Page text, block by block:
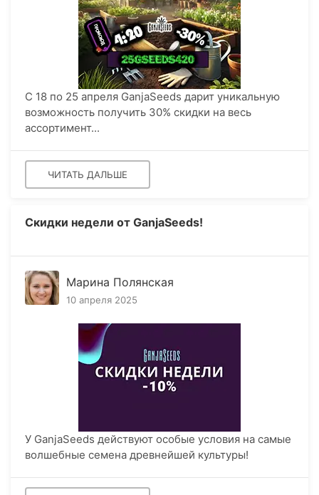
С 18 по 25 апреля GanjaSeeds дарит уникальную
возможность получить 30% скидки на весь
ассортимент...
ЧИТАТЬ ДАЛЬШЕ
Скидки недели от GanjaSeeds!
Марина Полянская
10 апреля 2025
У GanjaSeeds действуют особые условия на самые
волшебные семена древнейшей культуры!